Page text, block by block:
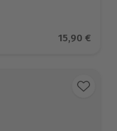
Aktueller
15,90 €